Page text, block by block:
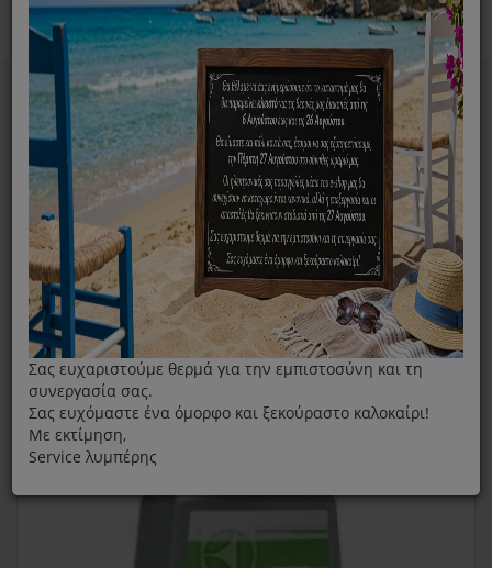
Ανταλλακτικά ηλεκτρικών συσκευών MENU
Home
Καθαριστικό
Καθαριστικό Για Inox Επιφάνειες Σε Μορφή Spray
Electrolux 500ml
Σας ευχαριστούμε θερμά για την εμπιστοσύνη και τη
συνεργασία σας.
Σας ευχόμαστε ένα όμορφο και ξεκούραστο καλοκαίρι!
Με εκτίμηση,
Service λυμπέρης